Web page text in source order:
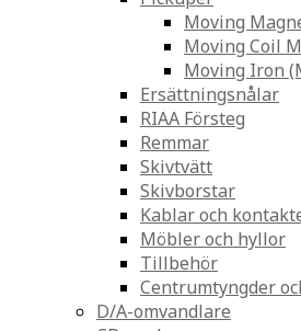
Moving
Moving Coil
Moving Iron
Ersättningsnålar
RIAA Försteg
Remmar
Skivtvätt
Skivborstar
Kablar och
Möbler och hyllor
Tillbehör
Centrumtyngder
D/A-omvandlare